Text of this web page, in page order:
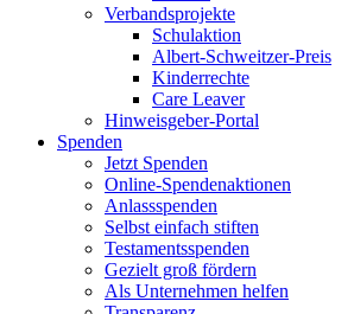
Verbandsprojekte
Schulaktion
Albert-Schweitzer-Preis
Kinderrechte
Care Leaver
Hinweisgeber-Portal
Spenden
Jetzt Spenden
Online-Spendenaktionen
Anlassspenden
Selbst einfach stiften
Testamentsspenden
Gezielt groß fördern
Als Unternehmen helfen